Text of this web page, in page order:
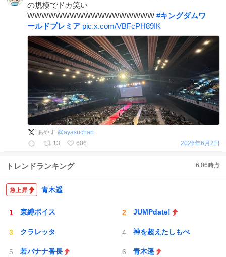
の規模でドカ笑い
WWWWWWWWWWWWWWWWWW #キングダムワ
ールドプレミア pic.x.com/VBFcPH89IK
あやす @ayasuchan
13
606 2026年6月2日
トレンドランキング 6:06時点
青木遥
束縛ボイス JUMPdate!
クラレッタ 神を超えたしもべ
若バナナ番長 青木遥